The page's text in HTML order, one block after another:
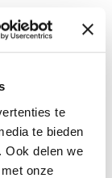
te
te bieden
Ook delen we
onze
is vervaardigd
als het